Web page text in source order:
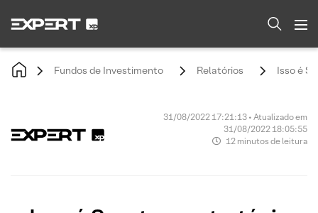
Fundos de Investimento Relatórios Isso é
31/08/2022 17:21:13 • Atualizado em
31/08/2022 18:05:55
12 minutos de leitura